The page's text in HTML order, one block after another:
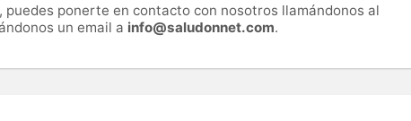
ponerte en contacto con nosotros llamándonos al
un email a info@saludonnet.com.